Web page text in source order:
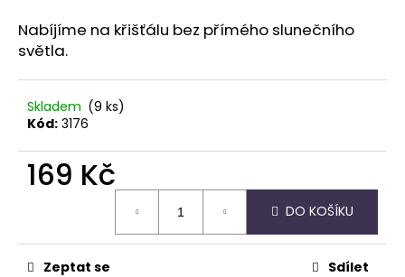
Nabíjíme na křišťálu bez přímého slunečního
světla.
Skladem (9 ks)
Kód: 3176
169 Kč
DO KOŠÍKU
Zeptat se Sdílet